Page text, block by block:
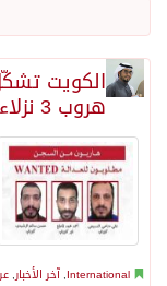
الكويت
هروب 3 نزلاء من المؤسسات الإصلاحية
International
, آخر الأخبار,